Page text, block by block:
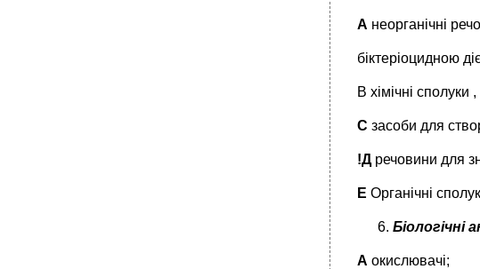
А неорганічні
біктеріоцидною
В хімічні сполуки
С засоби для
!Д речовини для
Е Органічні
Біологічні
А окислювачі;